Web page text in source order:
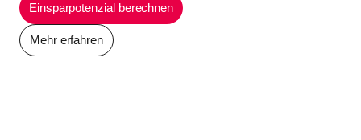
Einsparpotenzial berechnen
Mehr erfahren